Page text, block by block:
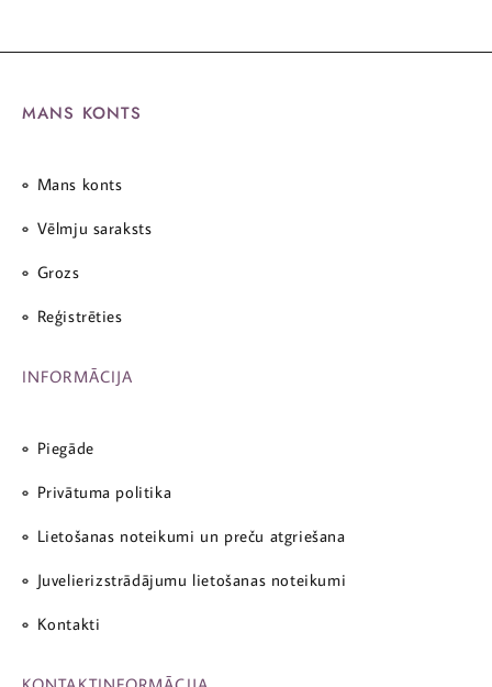
MANS KONTS
Mans konts
Vēlmju saraksts
Grozs
Reģistrēties
INFORMĀCIJA
Piegāde
Privātuma politika
Lietošanas noteikumi un preču atgriešana
Juvelierizstrādājumu lietošanas noteikumi
Kontakti